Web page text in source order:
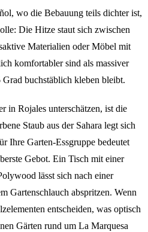
wo die Bebauung teils dichter ist,
Die Hitze staut sich zwischen
Materialien oder Möbel mit
komfortabler sind als massiver
buchstäblich kleben bleibt.
in Rojales unterschätzen, ist die
Staub aus der Sahara legt sich
Ihre Garten-Essgruppe bedeutet
Gebot. Ein Tisch mit einer
lässt sich nach einer
Gartenschlauch abspritzen. Wenn
entscheiden, was optisch
Gärten rund um La Marquesa